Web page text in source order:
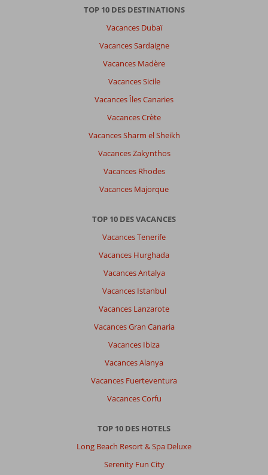
TOP 10 DES DESTINATIONS
Vacances Dubaï
Vacances Sardaigne
Vacances Madère
Vacances Sicile
Vacances Îles Canaries
Vacances Crète
Vacances Sharm el Sheikh
Vacances Zakynthos
Vacances Rhodes
Vacances Majorque
TOP 10 DES VACANCES
Vacances Tenerife
Vacances Hurghada
Vacances Antalya
Vacances Istanbul
Vacances Lanzarote
Vacances Gran Canaria
Vacances Ibiza
Vacances Alanya
Vacances Fuerteventura
Vacances Corfu
TOP 10 DES HOTELS
Long Beach Resort & Spa Deluxe
Serenity Fun City